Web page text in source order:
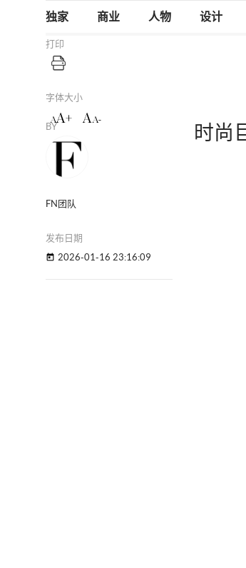
独家 商业 人物 设计
BY
FN团队
发布日期
today 2026-01-16 23:16:09
打印
字体大小
AA+ A A-
时尚